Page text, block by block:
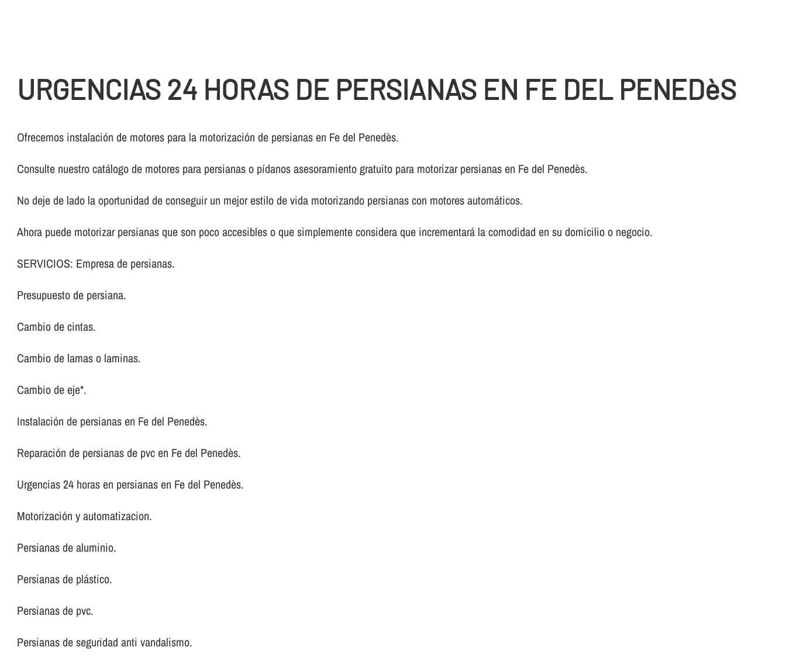
URGENCIAS 24 HORAS DE PERSIANAS EN FE DEL PENEDèS
Ofrecemos instalación de motores para la motorización de persianas en Fe del Penedès.
Consulte nuestro catálogo de motores para persianas o pí­danos asesoramiento gratuito para motorizar persianas en Fe del Penedès.
No deje de lado la oportunidad de conseguir un mejor estilo de vida motorizando persianas con motores automáticos.
Ahora puede motorizar persianas que son poco accesibles o que simplemente considera que incrementará la comodidad en su domicilio o negocio.
SERVICIOS: Empresa de persianas.
Presupuesto de persiana.
Cambio de cintas.
Cambio de lamas o laminas.
Cambio de eje*.
Instalación de persianas en Fe del Penedès.
Reparación de persianas de pvc en Fe del Penedès.
Urgencias 24 horas en persianas en Fe del Penedès.
Motorización y automatizacion.
Persianas de aluminio.
Persianas de plástico.
Persianas de pvc.
Persianas de seguridad anti vandalismo.